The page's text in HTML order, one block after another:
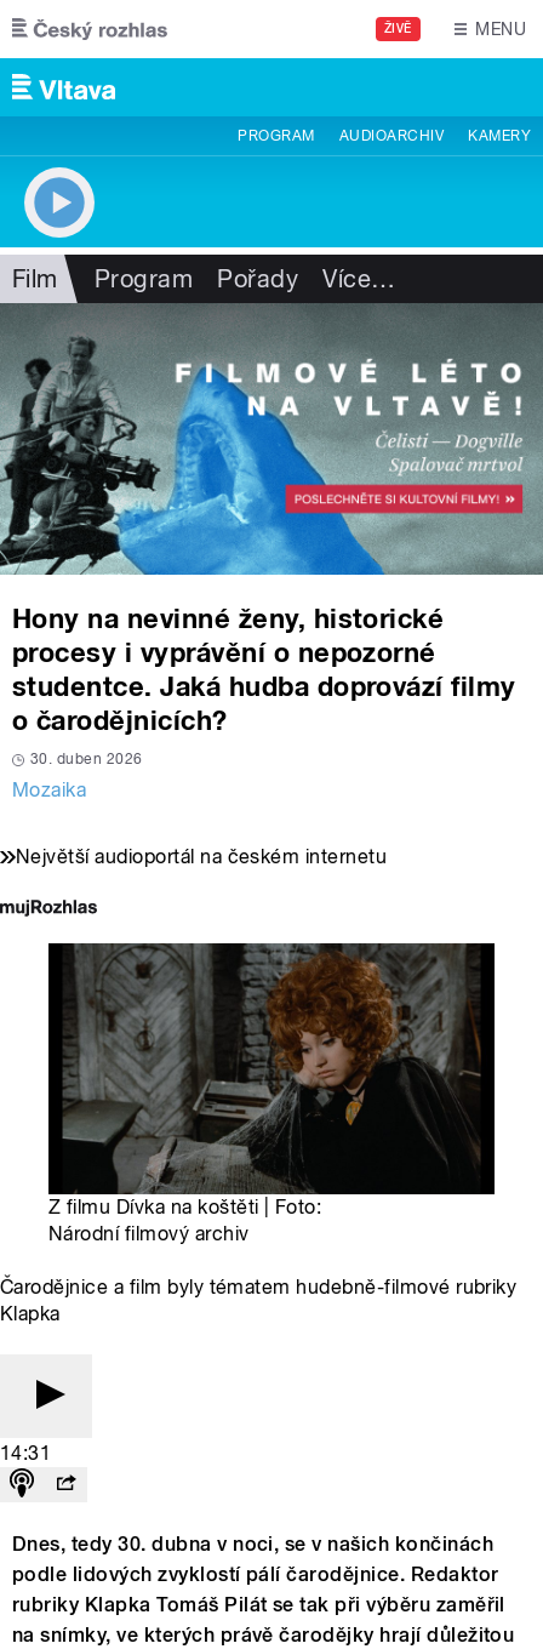
Přejít k hlavnímu obsahu
ŽIVĚ MENU
PROGRAM AUDIOARCHIV KAMERY
Film Program Pořady Více…
Hony na nevinné ženy, historické
procesy i vyprávění o nepozorné
studentce. Jaká hudba doprovází filmy
o čarodějnicích?
30. duben 2026
Mozaika
Největší audioportál na českém internetu
Z filmu Dívka na koštěti | Foto:
Národní filmový archiv
Čarodějnice a film byly tématem hudebně-filmové rubriky
Klapka
14:31
Dnes, tedy 30. dubna v noci, se v našich končinách
podle lidových zvyklostí pálí čarodějnice. Redaktor
rubriky Klapka Tomáš Pilát se tak při výběru zaměřil
na snímky, ve kterých právě čarodějky hrají důležitou